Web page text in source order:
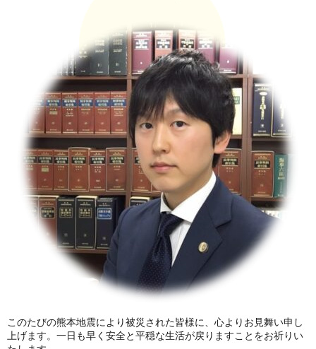
このたびの熊本地震により被災された皆様に、心よりお見舞い申し
上げます。一日も早く安全と平穏な生活が戻りますことをお祈りい